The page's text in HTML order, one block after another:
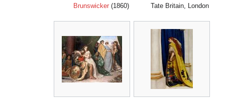
Tate Britain, London
Brunswicker (1860)